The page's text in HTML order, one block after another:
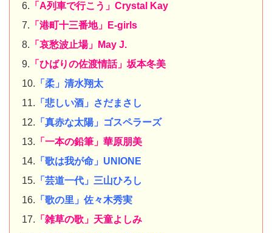
6. 「A列車で行こう」Crystal Kay
7. 「港町十三番地」E-girls
8. 「哀愁波止場」May J.
9. 「ひばりの佐渡情話」坂本冬美
10. 「柔」清水翔太
11. 「悲しい酒」さだまさし
12. 「真赤な太陽」ゴスペラーズ
13. 「一本の鉛筆」華原朋美
14. 「歌は我が命」UNIONE
15. 「芸道一代」三山ひろし
16. 「歌の里」佐々木秀実
17. 「雑草の歌」天童よしみ